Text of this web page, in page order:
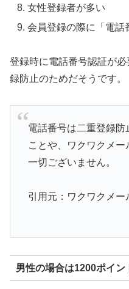
女性登録者が多い
会員登録の際に「電話
登録時に電話番号認証が
録防止のためだそうです。
電話番号は二重登録
ことや、ワクワクメ
一切ございません。
引用元：ワクワクメー
男性の場合は1200ポイン